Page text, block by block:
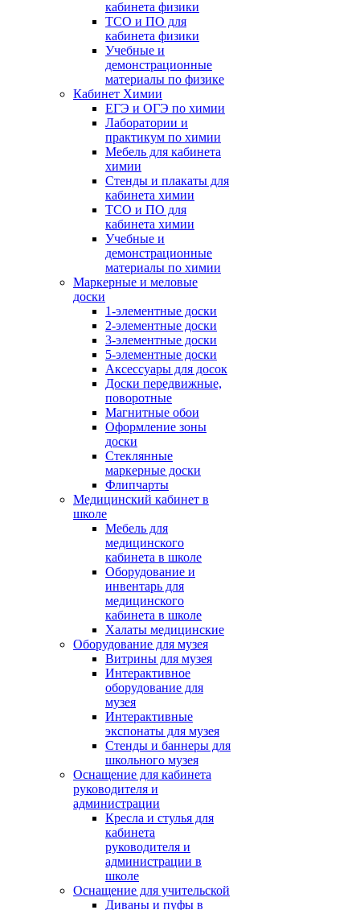
кабинета физики
ТСО и ПО для
кабинета физики
Учебные и
демонстрационные
материалы по физике
Кабинет Химии
ЕГЭ и ОГЭ по химии
Лаборатории и
практикум по химии
Мебель для кабинета
химии
Стенды и плакаты для
кабинета химии
ТСО и ПО для
кабинета химии
Учебные и
демонстрационные
материалы по химии
Маркерные и меловые
доски
1-элементные доски
2-элементные доски
3-элементные доски
5-элементные доски
Аксессуары для досок
Доски передвижные,
поворотные
Магнитные обои
Оформление зоны
доски
Стеклянные
маркерные доски
Флипчарты
Медицинский кабинет в
школе
Мебель для
медицинского
кабинета в школе
Оборудование и
инвентарь для
медицинского
кабинета в школе
Халаты медицинские
Оборудование для музея
Витрины для музея
Интерактивное
оборудование для
музея
Интерактивные
экспонаты для музея
Стенды и баннеры для
школьного музея
Оснащение для кабинета
руководителя и
администрации
Кресла и стулья для
кабинета
руководителя и
администрации в
школе
Оснащение для учительской
Диваны и пуфы в